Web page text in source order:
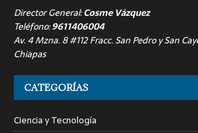
Director General:Cosme Vázquez
Teléfono:9611406004
Av. 4 Mzna. 8 #112 Fracc. San Pedro y San
Chiapas
CATEGORÍAS
Ciencia y Tecnología